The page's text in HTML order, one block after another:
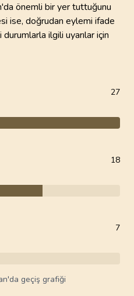
önemli bir yer tuttuğunu
ilgili uyarılar için
27
18
7
geçiş grafiği